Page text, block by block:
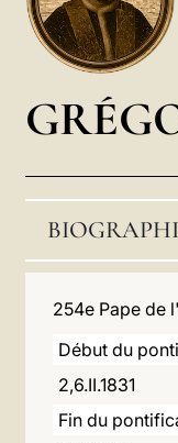
254e Pape de
Début du
2,6.II.1831
Fin du